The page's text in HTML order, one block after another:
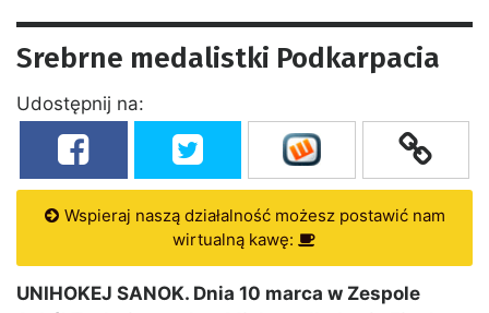
Srebrne medalistki Podkarpacia
Udostępnij na:
Wspieraj naszą działalność możesz postawić nam
wirtualną kawę:
UNIHOKEJ SANOK. Dnia 10 marca w Zespole